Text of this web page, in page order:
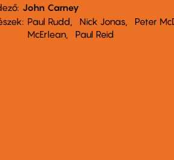
John Carney
Paul Rudd Nick Jonas Peter
McErlean
Paul Reid